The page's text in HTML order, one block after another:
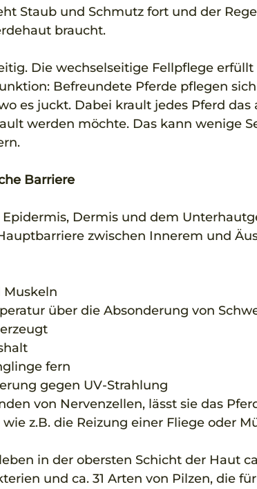
Staub und Schmutz fort und der
braucht.
Die wechselseitige Fellpflege erfüllt
Befreundete Pferde pflegen sich
es juckt. Dabei krault jedes Pferd das
werden möchte. Das kann wenige
Barriere
Dermis und dem
zwischen Innerem und
Muskeln
über die Absonderung von
fern
gegen UV-Strahlung
von Nervenzellen, lässt sie das
z.B. die Reizung einer Fliege oder
in der obersten Schicht der Haut
und ca. 31 Arten von Pilzen, die